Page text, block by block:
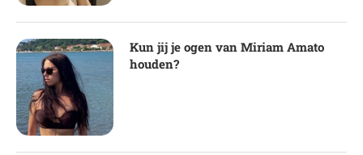
Kun jij je ogen van Miriam Amato
houden?